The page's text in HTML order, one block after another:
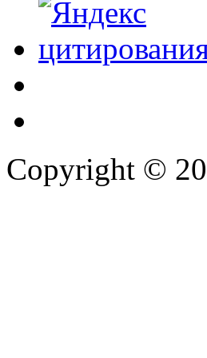
Copyright ©